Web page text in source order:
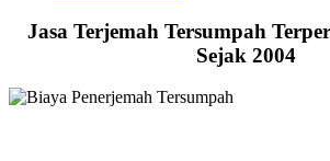
Jasa Terjemah Tersumpah
Sejak 2004